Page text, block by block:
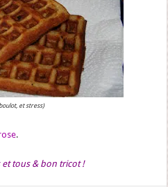
et stress)
.
et tous & bon tricot !